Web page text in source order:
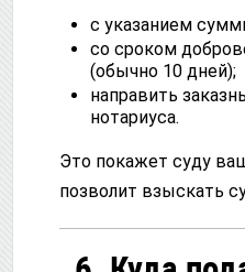
с указанием
со сроком
(обычно 10 дней);
направить
нотариуса.
Это покажет суду
позволит взыскать